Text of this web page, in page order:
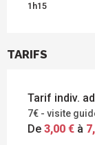
1h15
TARIFS
Tarif indiv.
7€ - visite
De 3,00 € à